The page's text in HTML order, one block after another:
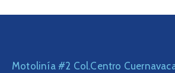
Motolinía #2 Col.Centro